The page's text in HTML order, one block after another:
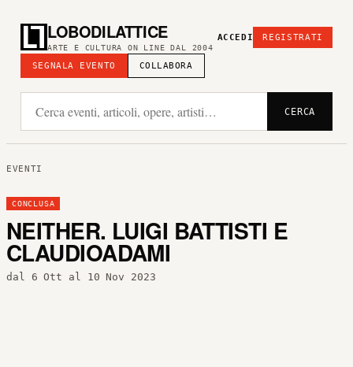
LOBODILATTICE
ARTE E CULTURA ON LINE DAL 2004
SEGNALA EVENTO COLLABORA
ACCEDI REGISTRATI
CERCA
EVENTI
CONCLUSA
NEITHER. LUIGI BATTISTI E
CLAUDIOADAMI
dal 6 Ott al 10 Nov 2023